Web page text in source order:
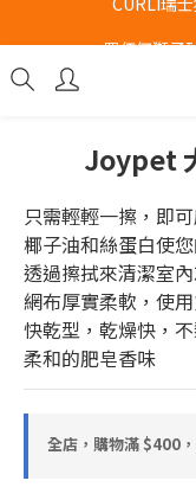
買任何獅子
Airbuggy
Joypet
只需輕輕一擦，即
椰子油和絲蛋白使
透過擦拭來清潔室
網布厚實柔軟，使
快乾型，乾燥快，
柔和的肥皂香味
全店，購物滿 $400